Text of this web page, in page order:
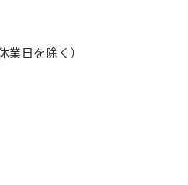
日を除く）